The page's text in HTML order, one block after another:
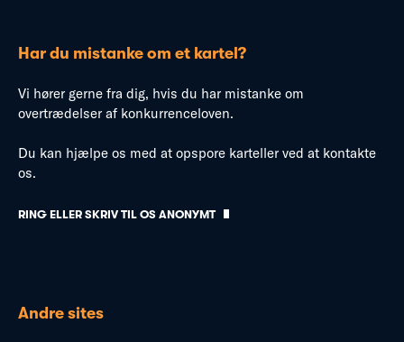
Har du mistanke om et kartel?
Vi hører gerne fra dig, hvis du har mistanke om
overtrædelser af konkurrenceloven.
Du kan hjælpe os med at opspore karteller ved at kontakte
os.
RING ELLER SKRIV TIL OS ANONYMT
Andre sites